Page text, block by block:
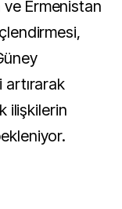
Ermenistan
ilişkilerin